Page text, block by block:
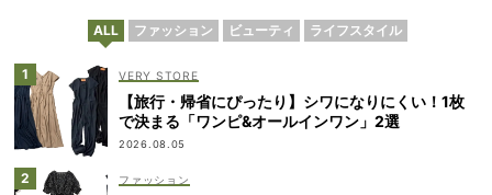
ALL ファッション ビューティ ライフスタイル
VERY STORE
【旅行・帰省にぴったり】シワになりにくい！1枚
で決まる「ワンピ&オールインワン」2選
2026.08.05
ファッション